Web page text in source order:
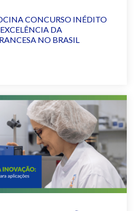
CONCURSO INÉDITO
DA
NO BRASIL